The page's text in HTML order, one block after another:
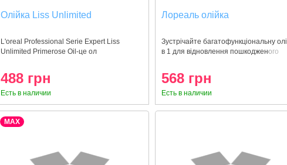
Олійка Liss Unlimited
L'oreal Professional Serie Expert Liss
Unlimited Primerose Oil-це ол
488 грн
Есть в наличии
Лореаль олійка
Зустрічайте багатофункціональну
в 1 для відновлення пошкодженого
568 грн
Есть в наличии
MAX